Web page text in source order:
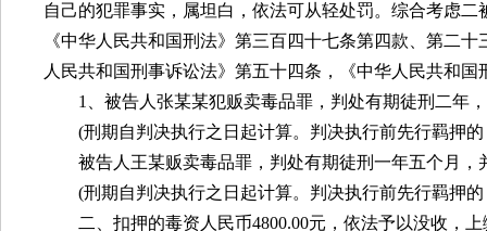
自己的犯罪事实，属坦白，依法可从轻处罚。综合考虑
《中华人民共和国刑法》第三百四十七条第四款、第二
人民共和国刑事诉讼法》第五十四条，《中华人民共和
1
、被告人张某某犯贩卖毒品罪，判处有期徒刑二年
(刑期自判决执行之日起计算。判决执行前先行羁押
被告人王某贩卖毒品罪，判处有期徒刑一年五个月，
(刑期自判决执行之日起计算。判决执行前先行羁押
二、扣押的毒资人民币4800.00元，依法予以没收，